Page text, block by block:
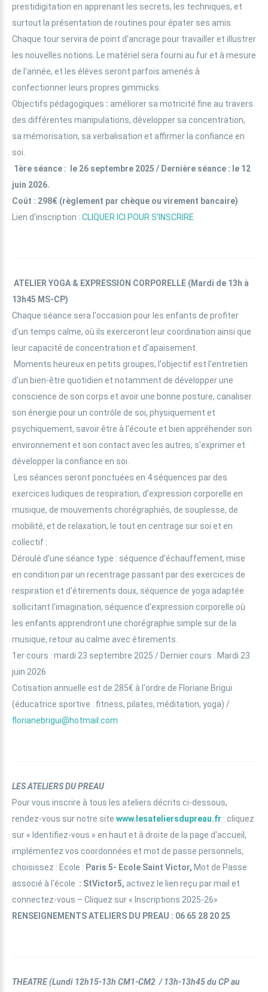
prestidigitation en apprenant les secrets, les techniques, et
surtout la présentation de routines pour épater ses amis.
Chaque tour servira de point d'ancrage pour travailler et illustrer
les nouvelles notions. Le matériel sera fourni au fur et à mesure
de l'année, et les élèves seront parfois amenés à
confectionner leurs propres gimmicks.
Objectifs pédagogiques : améliorer sa motricité fine au travers
des différentes manipulations, développer sa concentration,
sa mémorisation, sa verbalisation et affirmer la confiance en
soi.
1ère séance : le 26 septembre 2025 / Dernière séance : le 12
juin 2026.
Coût : 298€ (règlement par chèque ou virement bancaire)
Lien d'inscription : CLIQUER ICI POUR S'INSCRIRE
ATELIER YOGA & EXPRESSION CORPORELLE (Mardi de 13h à
13h45 MS-CP)
Chaque séance sera l'occasion pour les enfants de profiter
d'un temps calme, où ils exerceront leur coordination ainsi que
leur capacité de concentration et d'apaisement.
Moments heureux en petits groupes, l'objectif est l'entretien
d'un bien-être quotidien et notamment de développer une
conscience de son corps et avoir une bonne posture, canaliser
son énergie pour un contrôle de soi, physiquement et
psychiquement, savoir être à l'écoute et bien appréhender son
environnement et son contact avec les autres, s'exprimer et
développer la confiance en soi.
Les séances seront ponctuées en 4 séquences par des
exercices ludiques de respiration, d'expression corporelle en
musique, de mouvements chorégraphiés, de souplesse, de
mobilité, et de relaxation, le tout en centrage sur soi et en
collectif :
Déroulé d'une séance type : séquence d'échauffement, mise
en condition par un recentrage passant par des exercices de
respiration et d'étirements doux, séquence de yoga adaptée
sollicitant l'imagination, séquence d'expression corporelle où
les enfants apprendront une chorégraphie simple sur de la
musique, retour au calme avec étirements.
1er cours : mardi 23 septembre 2025 / Dernier cours : Mardi 23
juin 2026
Cotisation annuelle est de 285€ à l'ordre de Floriane Brigui
(éducatrice sportive : fitness, pilates, méditation, yoga) /
florianebrigui@hotmail.com
LES ATELIERS DU PREAU
Pour vous inscrire à tous les ateliers décrits ci-dessous,
rendez-vous sur notre site www.lesateliersdupreau.fr : cliquez
sur « Identifiez-vous » en haut et à droite de la page d'accueil,
implémentez vos coordonnées et mot de passe personnels,
choisissez : Ecole : Paris 5- Ecole Saint Victor, Mot de Passe
associé à l'école : StVictor5, activez le lien reçu par mail et
connectez-vous – Cliquez sur « Inscriptions 2025-26»
RENSEIGNEMENTS ATELIERS DU PREAU : 06 65 28 20 25
THEATRE(Lundi 12h15-13h CM1-CM2 / 13h-13h45du CP au